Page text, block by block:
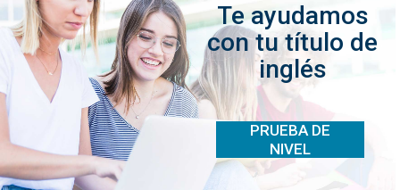
Te ayudamos
con tu título de
inglés
PRUEBA DE
NIVEL